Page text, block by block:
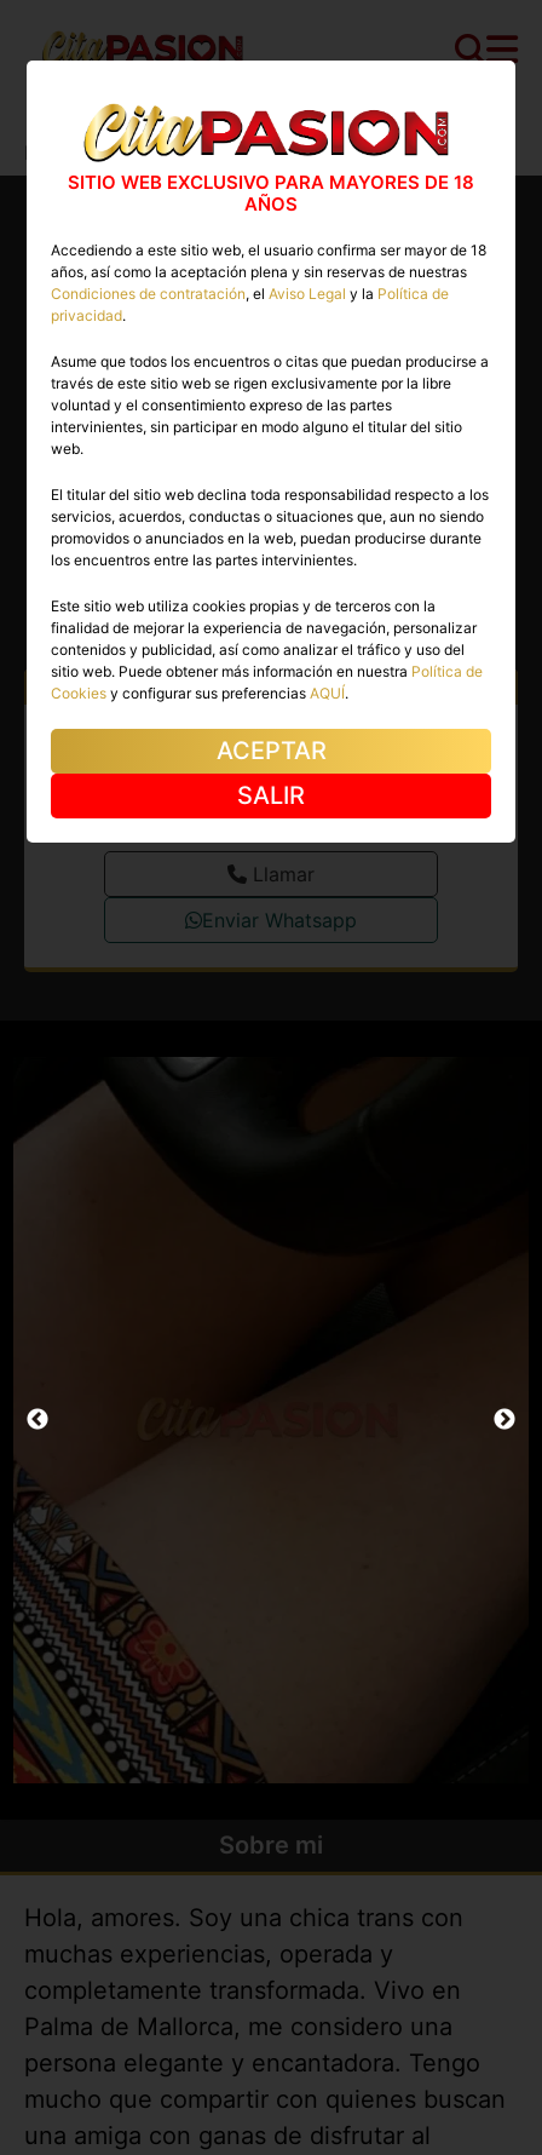
Cita PASION.COM>Travestis> Baleares>
Palma de Mallorca>Jessica
45 años
JESSICA
Palma de Mallorca(Baleares)
(5)
Atiendo a: Hombres
Travesti en Palma de Mallorca.
Tu mejor compañia en
Mallorca.
Llamar
Enviar Whatsapp
Sobre mi
Hola, amores. Soy una chica trans con
muchas experiencias, operada y
completamente transformada. Vivo en
Palma de Mallorca, me considero una
persona elegante y encantadora. Tengo
mucho que compartir con quienes buscan
una amiga con ganas de disfrutar al
SITIO WEB EXCLUSIVO PARA MAYORES DE 18
AÑOS
Accediendo a este sitio web, el usuario confirma ser mayor de 18
años, así como la aceptación plena y sin reservas de nuestras
Condiciones de contratación, elAviso Legal y la Política de
privacidad.
Asume que todos los encuentros o citas que puedan producirse a
través de este sitio web se rigen exclusivamente por la libre
voluntad y el consentimiento expreso de las partes
intervinientes, sin participar en modo alguno el titular del sitio
web.
El titular del sitio web declina toda responsabilidad respecto a los
servicios, acuerdos, conductas o situaciones que, aun no siendo
promovidos o anunciados en la web, puedan producirse durante
los encuentros entre las partes intervinientes.
Este sitio web utiliza cookies propias y de terceros con la
finalidad de mejorar la experiencia de navegación, personalizar
contenidos y publicidad, así como analizar el tráfico y uso del
sitio web. Puede obtener más información en nuestra Política de
Cookies y configurar sus preferenciasAQUÍ.
ACEPTAR
SALIR